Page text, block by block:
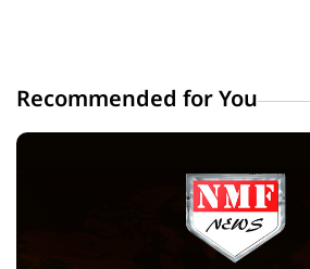
Recommended for You